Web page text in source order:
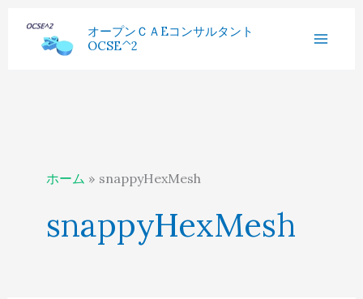
オープンＣＡEコンサルタント
OCSE^2
ホーム snappyHexMesh
snappyHexMesh
過